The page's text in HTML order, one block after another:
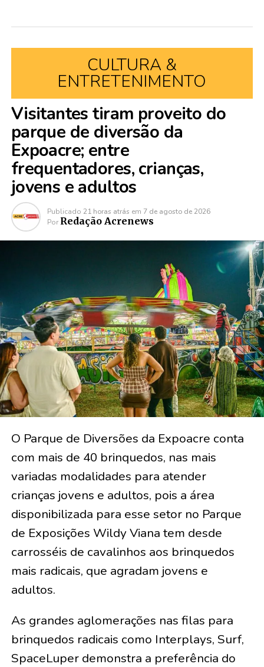
CULTURA &
ENTRETENIMENTO
Visitantes tiram proveito do
parque de diversão da
Expoacre; entre
frequentadores, crianças,
jovens e adultos
Publicado 21 horas atrás em 7 de agosto de 2026
Por Redação Acrenews
O Parque de Diversões da Expoacre conta
com mais de 40 brinquedos, nas mais
variadas modalidades para atender
crianças jovens e adultos, pois a área
disponibilizada para esse setor no Parque
de Exposições Wildy Viana tem desde
carrosséis de cavalinhos aos brinquedos
mais radicais, que agradam jovens e
adultos.
As grandes aglomerações nas filas para
brinquedos radicais como Interplays, Surf,
SpaceLuper demonstra a preferência do